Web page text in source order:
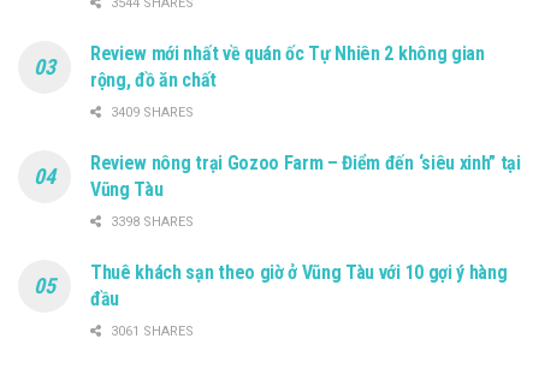
Review mới nhất về quán ốc Tự Nhiên 2 không gian
rộng, đồ ăn chất
3409 SHARES
Review nông trại Gozoo Farm – Điểm đến ‘siêu xinh” tại
Vũng Tàu
3398 SHARES
Thuê khách sạn theo giờ ở Vũng Tàu với 10 gợi ý hàng
đầu
3061 SHARES